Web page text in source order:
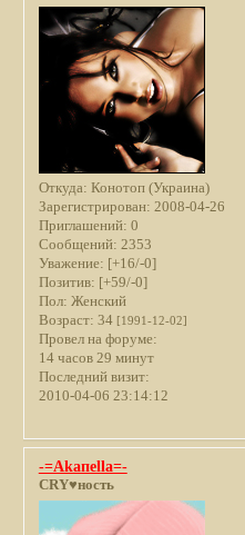
Откуда: Конотоп (Украина)
Зарегистрирован: 2008-04-26
Приглашений: 0
Сообщений: 2353
Уважение: [+16/-0]
Позитив: [+59/-0]
Пол: Женский
Возраст: 34 [1991-12-02]
Провел на форуме:
14 часов 29 минут
Последний визит:
2010-04-06 23:14:12
-=Akaпella=-
CRY♥ность